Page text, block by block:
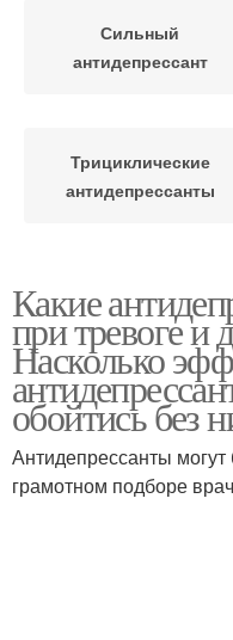
Сильный
антидепрессант
Трициклические
антидепрессанты
рецепта
Стрессовые
расстройства
Какие
при тревоге и
Насколько
обойтись без
Антидепрессанты
грамотном подборе